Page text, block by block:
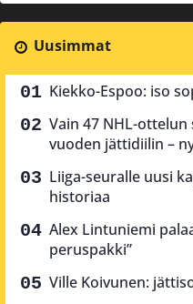
Uusimmat
Kiekko-Espoo: iso
Vain 47 NHL-
vuoden jättidiilin –
Liiga-seuralle uusi
historiaa
Alex Lintuniemi
peruspakki”
Ville Koivunen: